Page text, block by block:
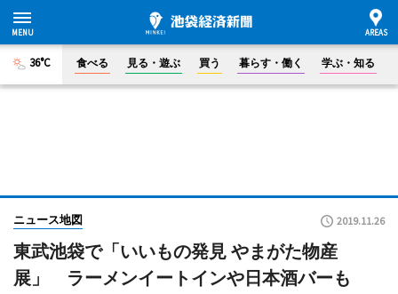
36°C 食べる 見る・遊ぶ 買う 暮らす・働く 学ぶ・知る
ニュース地図 2019.11.26
東武池袋で「いいもの発見 やまがた物産
展」 ラーメンイートインや日本酒バーも